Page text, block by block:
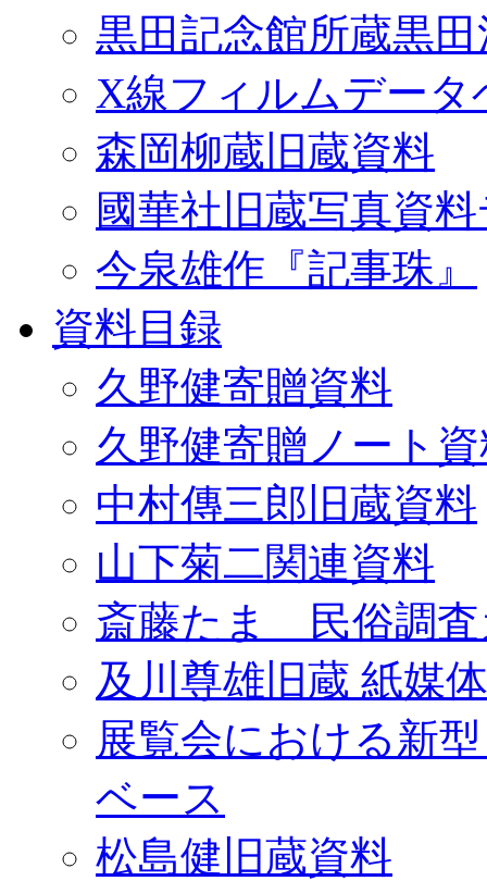
黒田記念館所蔵黒
X線フィルムデータ
森岡柳蔵旧蔵資料
國華社旧蔵写真資
今泉雄作『記事珠』
資料目録
久野健寄贈資料
久野健寄贈ノート
中村傳三郎旧蔵資料
山下菊二関連資料
斎藤たま 民俗調査
及川尊雄旧蔵 紙媒
展覧会における新
ベース
松島健旧蔵資料